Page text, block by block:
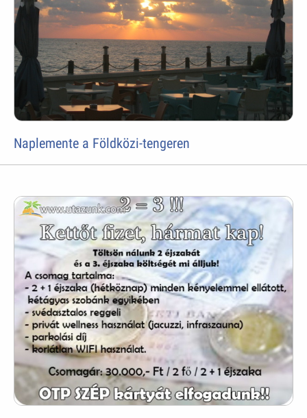
Naplemente a Földközi-tengeren